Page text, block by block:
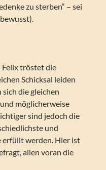
zu sterben“ – sei
Felix tröstet die
Schicksal leiden
die gleichen
möglicherweise
sind jedoch die
und
erfüllt werden. Hier ist
allen voran die